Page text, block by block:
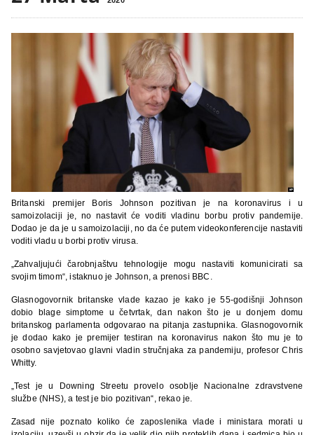
Britanski premijer Boris Johnson pozitivan je na koronavirus i u
samoizolaciji je, no nastavit će voditi vladinu borbu protiv pandemije.
Dodao je da je u samoizolaciji, no da će putem videokonferencije nastaviti
voditi vladu u borbi protiv virusa.
„Zahvaljujući čarobnjaštvu tehnologije mogu nastaviti komunicirati sa
svojim timom“, istaknuo je Johnson, a prenosi BBC.
Glasnogovornik britanske vlade kazao je kako je 55-godišnji Johnson
dobio blage simptome u četvrtak, dan nakon što je u donjem domu
britanskog parlamenta odgovarao na pitanja zastupnika. Glasnogovornik
je dodao kako je premijer testiran na koronavirus nakon što mu je to
osobno savjetovao glavni vladin stručnjaka za pandemiju, profesor Chris
Whitty.
„Test je u Downing Streetu provelo osoblje Nacionalne zdravstvene
službe (NHS), a test je bio pozitivan“, rekao je.
Zasad nije poznato koliko će zaposlenika vlade i ministara morati u